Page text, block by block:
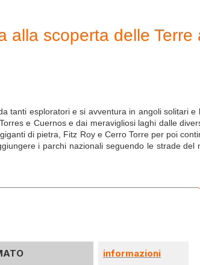
alla scoperta delle Terre
tanti esploratori e si avventura in angoli solitari
e Cuernos e dai meravigliosi laghi dalle
di pietra, Fitz Roy e Cerro Torre per poi
i parchi nazionali seguendo le strade
informazioni